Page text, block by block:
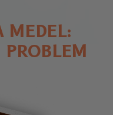
MEDEL: